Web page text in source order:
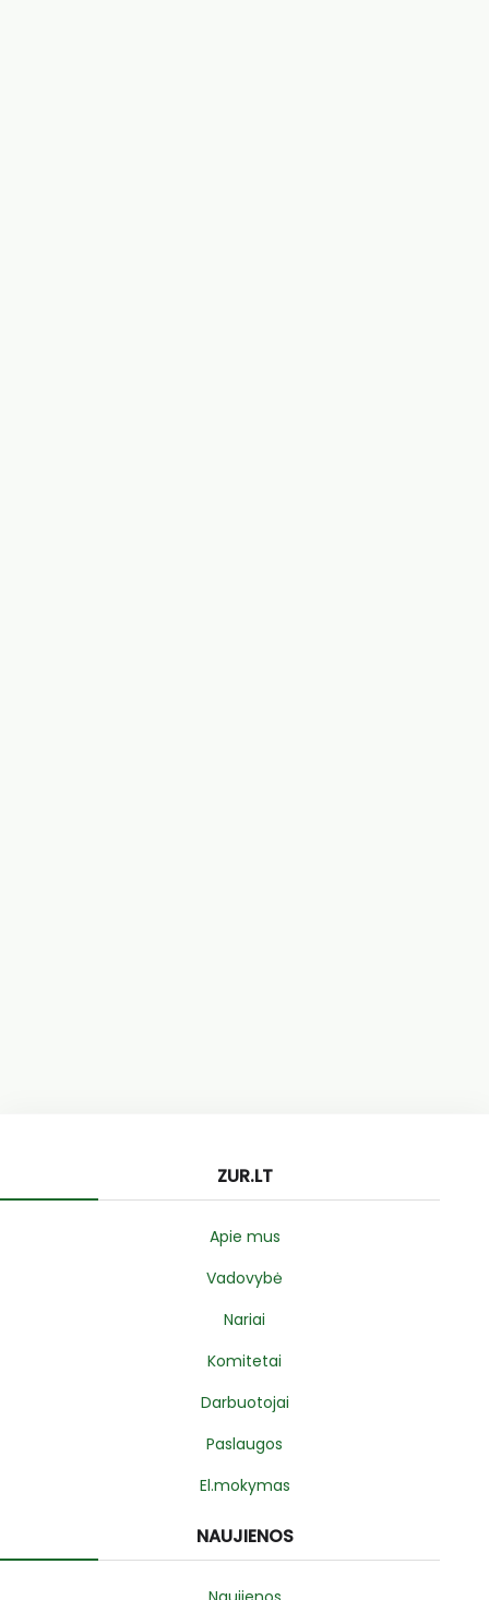
ZUR.LT
Apie mus
Vadovybė
Nariai
Komitetai
Darbuotojai
Paslaugos
El.mokymas
NAUJIENOS